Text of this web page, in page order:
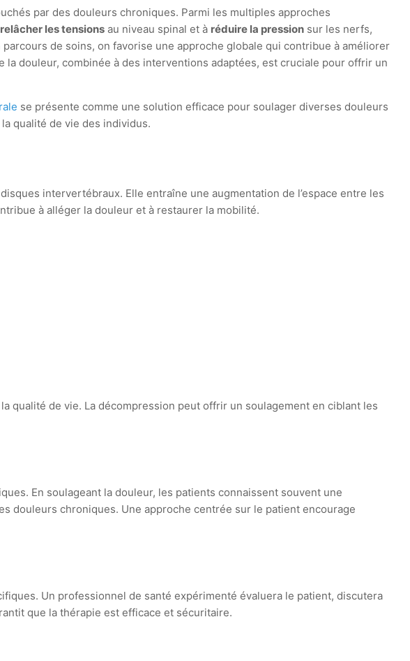
par des douleurs chroniques. Parmi les multiples approches
relâcher les tensions au niveau spinal et à réduire la pression sur les nerfs,
de soins, on favorise une approche globale qui contribue à améliorer
douleur, combinée à des interventions adaptées, est cruciale pour offrir un
se présente comme une solution efficace pour soulager diverses douleurs
qualité de vie des individus.
intervertébraux. Elle entraîne une augmentation de l’espace entre les
à alléger la douleur et à restaurer la mobilité.
qualité de vie. La décompression peut offrir un soulagement en ciblant les
En soulageant la douleur, les patients connaissent souvent une
douleurs chroniques. Une approche centrée sur le patient encourage
Un professionnel de santé expérimenté évaluera le patient, discutera
que la thérapie est efficace et sécuritaire.